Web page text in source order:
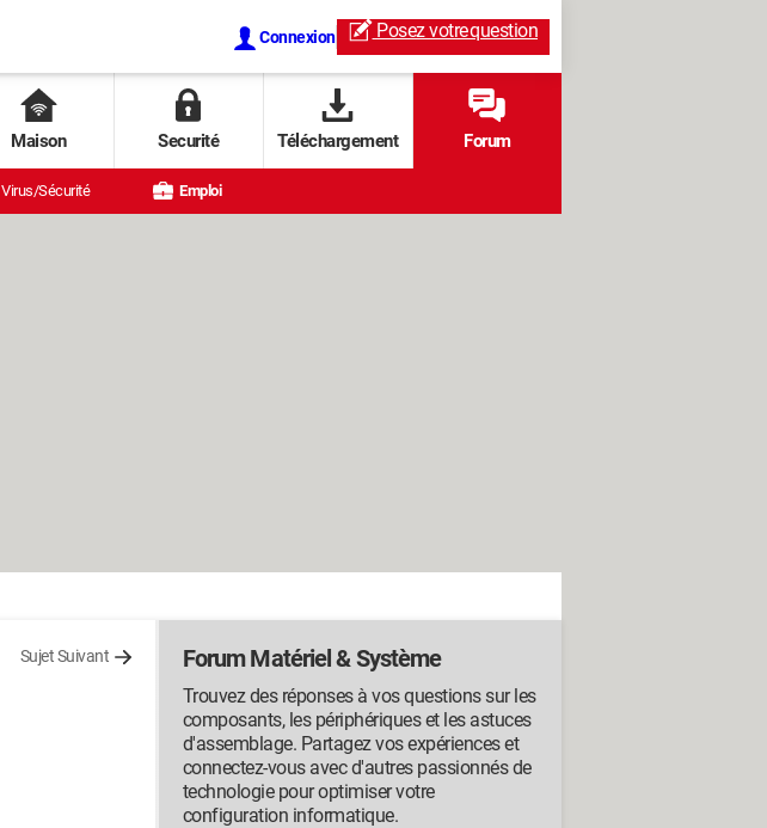
Connexion Posez votrequestion
Maison Securité Téléchargement Forum
Virus/Sécurité Emploi
Sujet Suivant Forum Matériel & Système
Trouvez des réponses à vos questions sur les
composants, les périphériques et les astuces
d'assemblage. Partagez vos expériences et
connectez-vous avec d'autres passionnés de
technologie pour optimiser votre
configuration informatique.